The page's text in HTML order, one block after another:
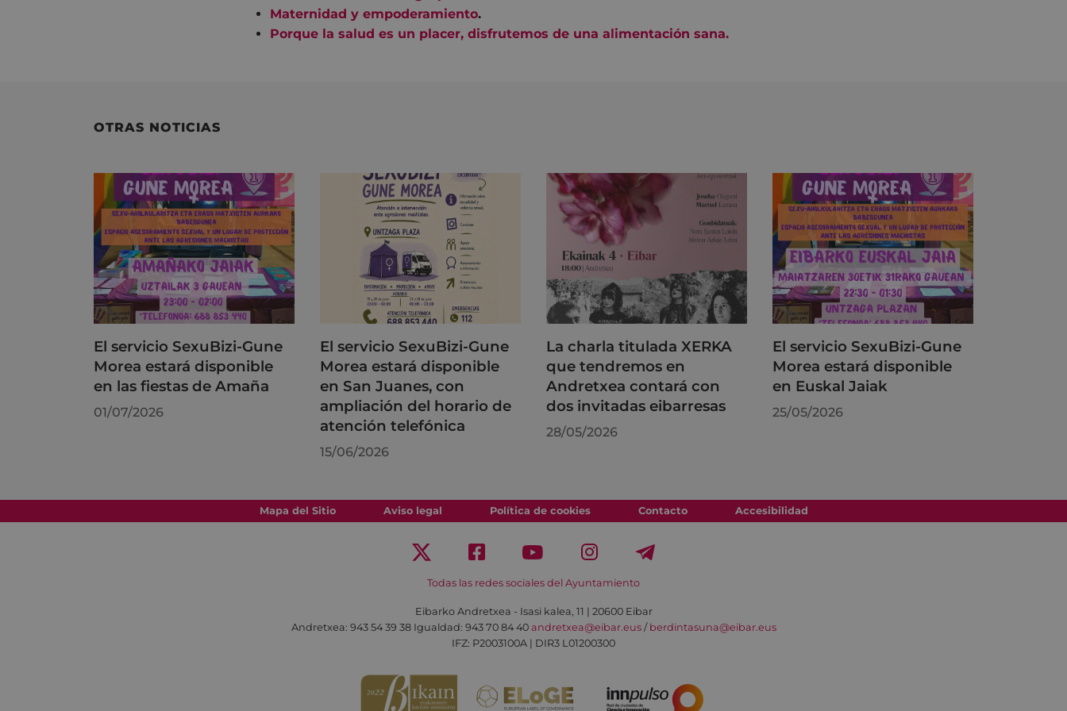
Maternidad y empoderamiento.
Porque la salud es un placer, disfrutemos de una alimentación sana.
OTRAS NOTICIAS
El servicio SexuBizi-Gune
Morea estará disponible
en las fiestas de Amaña
01/07/2026
El servicio SexuBizi-Gune
Morea estará disponible
en San Juanes, con
ampliación del horario de
atención telefónica
15/06/2026
La charla titulada XERKA
que tendremos en
Andretxea contará con
dos invitadas eibarresas
28/05/2026
El servicio SexuBizi-Gune
Morea estará disponible
en Euskal Jaiak
25/05/2026
Mapa del Sitio Aviso legal Política de cookies Contacto Accesibilidad
Todas las redes sociales del Ayuntamiento
Eibarko Andretxea - Isasi kalea, 11 | 20600 Eibar
Andretxea: 943 54 39 38 Igualdad: 943 70 84 40 andretxea@eibar.eus/ berdintasuna@eibar.eus
IFZ: P2003100A | DIR3 L01200300